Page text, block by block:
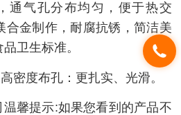
通气孔分布均匀，便于热交
合金制作，耐腐抗锈，简洁美
卫生标准。
密度布孔：更扎实、光滑。
馨提示:如果您看到的产品不